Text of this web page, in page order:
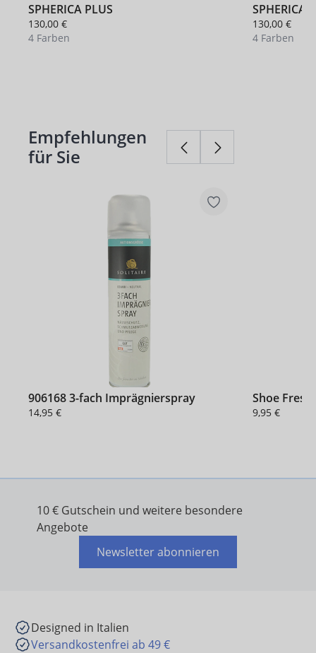
SPHERICA PLUS
130,00 €
4 Farben
SPHERICA
130,00 €
4 Farben
Produktgalerie überspringen
Empfehlungen
für Sie
906168 3-fach Imprägnierspray
14,95 €
Shoe Fresh
9,95 €
10 € Gutschein und weitere besondere
Angebote
Newsletter abonnieren
Designed in Italien
Versandkostenfrei ab 49 €